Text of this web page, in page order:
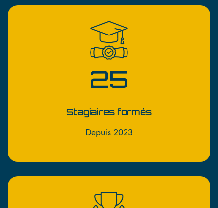
25
Stagiaires formés
Depuis 2023